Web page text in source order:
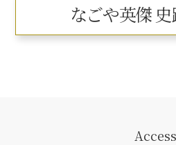
なごや英傑
Access